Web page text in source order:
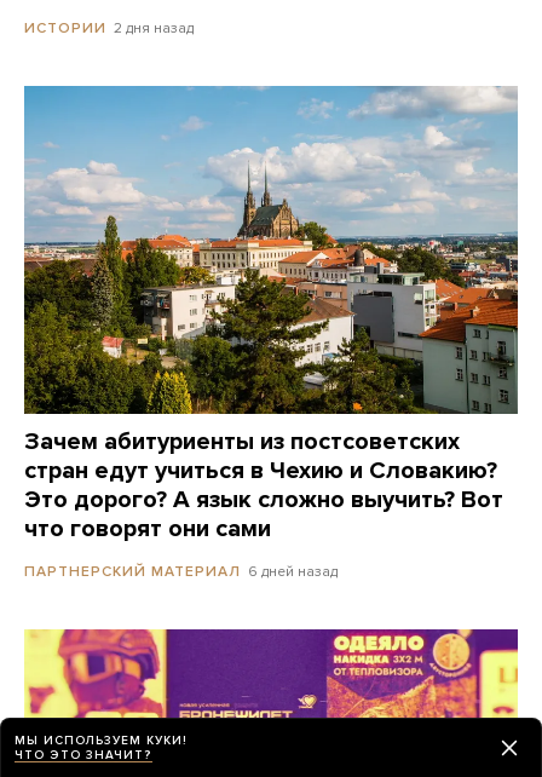
ИСТОРИИ 2 дня назад
Зачем абитуриенты из постсоветских
стран едут учиться в Чехию и Словакию?
Это дорого? А язык сложно выучить? Вот
что говорят они сами
ПАРТНЕРСКИЙ МАТЕРИАЛ 6 дней назад
МЫ ИСПОЛЬЗУЕМ КУКИ!
ЧТО ЭТО ЗНАЧИТ?